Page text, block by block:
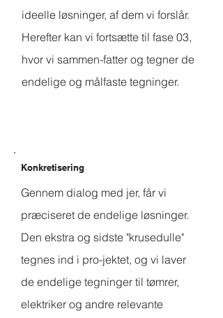
ideelle løsninger, af dem vi forslår.
Herefter kan vi fortsætte til fase 03,
hvor vi sammen-fatter og tegner de
endelige og målfaste tegninger.
Konkretisering
Gennem dialog med jer, får vi
præciseret de endelige løsninger.
Den ekstra og sidste "krusedulle"
tegnes ind i pro-jektet, og vi laver
de endelige tegninger til tømrer,
elektriker og andre relevante